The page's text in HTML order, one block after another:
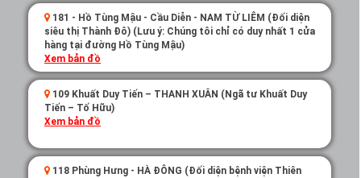
và điều khiển patin. Điều này giúp phát triển cơ bắp và tăng
cường sự linh hoạt cho cơ thể.
Giảm căng thẳng và stress
Hoạt động trượt patin không chỉ giúp cơ thể khỏe mạnh mà
còn giúp giảm căng thẳng, stress sau những giờ làm việc
căng thẳng. Việc tập trượt patin với
tinh thần thoải mái, sảng khoái hơn.
181 - Hồ Tùng Mậu - Cầu Diễn - NAM TỪ LIÊM (Đối diện
siêu thị Thành Đô) (Lưu ý: Chúng tôi chỉ có duy nhất 1 cửa
hàng tại đường Hồ Tùng Mậu)
Xem bản đồ
109 Khuất Duy Tiến – THANH XUÂN (Ngã tư Khuất Duy
Tiến – Tố Hữu)
Xem bản đồ
118 Phùng Hưng - HÀ ĐÔNG (Đối diện bệnh viện Thiên